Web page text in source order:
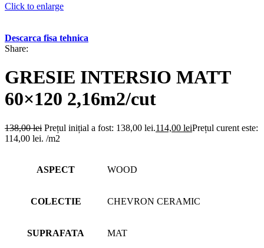
Click to enlarge
Descarca fisa tehnica
Share:
GRESIE INTERSIO MATT
60×120 2,16m2/cut
138,00lei Prețul inițial a fost: 138,00 lei.114,00 leiPrețul curent este:
114,00 lei. /m2
ASPECT WOOD
COLECTIE CHEVRON CERAMIC
SUPRAFATA MAT